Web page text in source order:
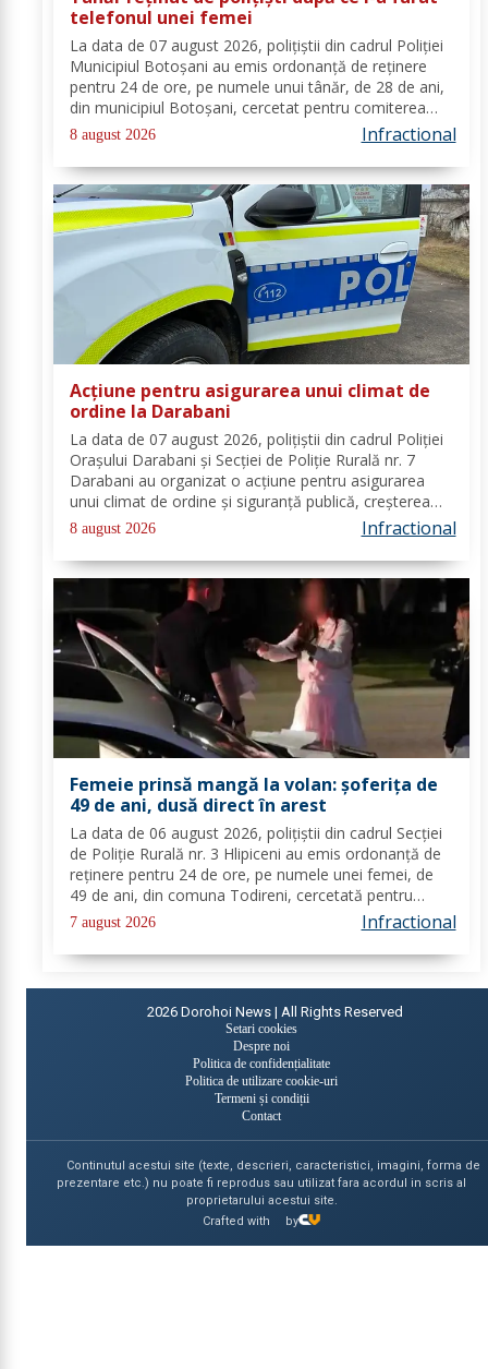
telefonul unei femei
La data de 07 august 2026, polițiștii din cadrul Poliției
Municipiul Botoșani au emis ordonanță de reținere
pentru 24 de ore, pe numele unui tânăr, de 28 de ani,
din municipiul Botoșani, cercetat pentru comiterea
infracțiunii de furt. În urma probatoriului administrat,
s-a stabilit faptul că, în...
8 august 2026 Infractional
Acțiune pentru asigurarea unui climat de
ordine la Darabani
La data de 07 august 2026, polițiștii din cadrul Poliției
Orașului Darabani și Secției de Poliție Rurală nr. 7
Darabani au organizat o acțiune pentru asigurarea
unui climat de ordine și siguranță publică, creșterea
gradului de siguranță rutieră și combaterea faptelor
antisociale, în localitatea...
8 august 2026 Infractional
Femeie prinsă mangă la volan: șoferița de
49 de ani, dusă direct în arest
La data de 06 august 2026, polițiștii din cadrul Secției
de Poliție Rurală nr. 3 Hlipiceni au emis ordonanță de
reținere pentru 24 de ore, pe numele unei femei, de
49 de ani, din comuna Todireni, cercetată pentru
comiterea infracțiunii de conducerea unui vehicul sub
influența alcoolului. În urma...
7 august 2026 Infractional
2026 Dorohoi News | All Rights Reserved
Setari cookies
Despre noi
Politica de confidențialitate
Politica de utilizare cookie-uri
Termeni și condiții
Contact
Continutul acestui site (texte, descrieri, caracteristici, imagini, forma de
prezentare etc.) nu poate fi reprodus sau utilizat fara acordul in scris al
proprietarului acestui site.
Crafted with
by